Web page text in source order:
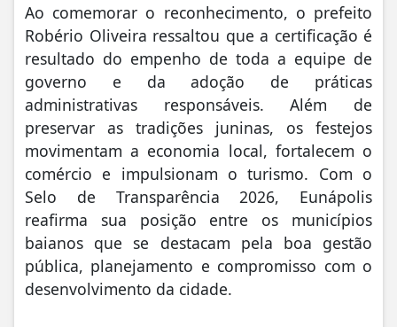
Ao comemorar o reconhecimento, o prefeito
Robério Oliveira ressaltou que a certificação é
resultado do empenho de toda a equipe de
governo e da adoção de práticas
administrativas responsáveis. Além de
preservar as tradições juninas, os festejos
movimentam a economia local, fortalecem o
comércio e impulsionam o turismo. Com o
Selo de Transparência 2026, Eunápolis
reafirma sua posição entre os municípios
baianos que se destacam pela boa gestão
pública, planejamento e compromisso com o
desenvolvimento da cidade.